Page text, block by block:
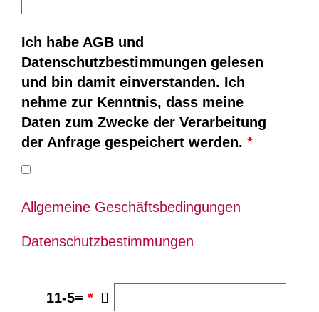
Ich habe AGB und
Datenschutzbestimmungen gelesen
und bin damit einverstanden. Ich
nehme zur Kenntnis, dass meine
Daten zum Zwecke der Verarbeitung
der Anfrage gespeichert werden. *
Allgemeine Geschäftsbedingungen
Datenschutzbestimmungen
11-5= *